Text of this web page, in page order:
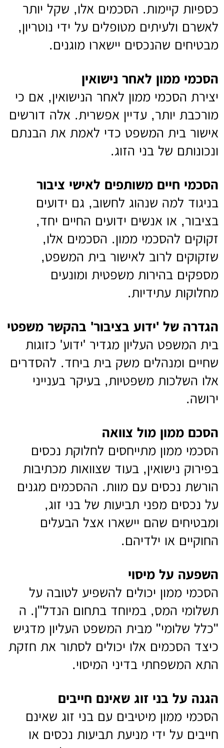
כספיות קיימות. הסכמים אלו, שקל יותר
לאשרם ולעיתים מטופלים על ידי נוטריון,
מבטיחים שהנכסים יישארו מוגנים.
הסכמי ממון לאחר נישואין
יצירת הסכמי ממון לאחר הנישואין, אם כי
מורכבת יותר, עדיין אפשרית. אלה דורשים
אישור בית המשפט כדי לאמת את הבנתם
ונכונותם של בני הזוג.
הסכמי חיים משותפים לאישי ציבור
בניגוד למה שנהוג לחשוב, גם ידועים
בציבור, או אנשים ידועים החיים יחד,
זקוקים להסכמי ממון. הסכמים אלו,
שזקוקים לרוב לאישור בית המשפט,
מספקים בהירות משפטית ומונעים
מחלוקות עתידיות.
הגדרה של 'ידוע בציבור' בהקשר משפטי
בית המשפט העליון מגדיר 'ידוע' כזוגות
שחיים ומנהלים משק בית ביחד. להסדרים
אלו השלכות משפטיות, בעיקר בענייני
ירושה.
הסכם ממון מול צוואה
הסכמי ממון מתייחסים לחלוקת נכסים
בפירוק נישואין, בעוד שצוואות מכתיבות
הורשת נכסים עם מוות. ההסכמים מגנים
על נכסים מפני תביעות של בני זוג,
ומבטיחים שהם יישארו אצל הבעלים
החוקיים או ילדיהם.
השפעה על מיסוי
הסכמי ממון יכולים להשפיע לטובה על
תשלומי המס, במיוחד בתחום הנדל"ן. ה
"כלל שלומי" מבית המשפט העליון מדגיש
כיצד הסכמים אלו יכולים לסתור את חזקת
התא המשפחתי בדיני המיסוי.
הגנה על בני זוג שאינם חייבים
הסכמי ממון מיטיבים עם בני זוג שאינם
חייבים על ידי מניעת תביעות נכסים או